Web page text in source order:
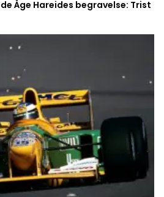
Åge Hareides begravelse: Trist